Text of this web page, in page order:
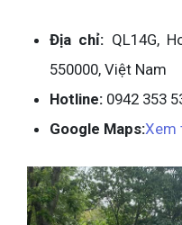
Địa chỉ: QL14G,
550000, Việt Nam
Hotline: 0942 353
Google Maps:Xem